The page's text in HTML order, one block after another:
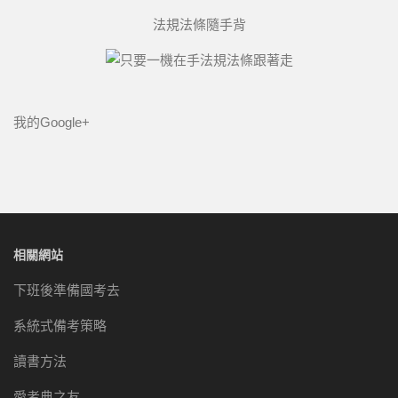
法規法條隨手背
我的Google+
相關網站
下班後準備國考去
系統式備考策略
讀書方法